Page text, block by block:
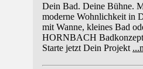
Dein Bad. Deine Bühne.
moderne Wohnlichkeit in
mit Wanne, kleines Bad
HORNBACH
Starte jetzt Dein Projekt ...